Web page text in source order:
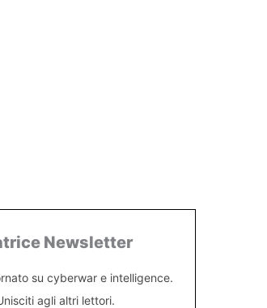
Newsletter
su cyberwar e intelligence.
agli altri lettori.